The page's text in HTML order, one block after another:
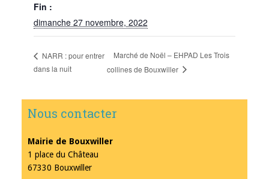
Fin :
dimanche 27 novembre, 2022
NARR : pour entrer
dans la nuit
Marché de Noël – EHPAD Les Trois
collines de Bouxwiller
Nous contacter
Mairie de Bouxwiller
1 place du Château
67330 Bouxwiller